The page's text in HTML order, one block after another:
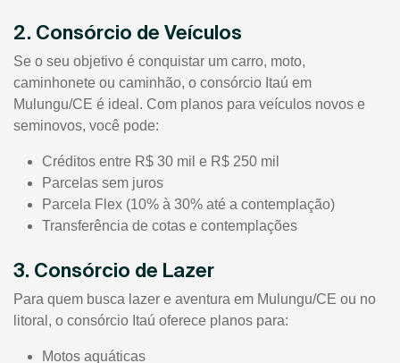
2. Consórcio de Veículos
Se o seu objetivo é conquistar um carro, moto,
caminhonete ou caminhão, o consórcio Itaú em
Mulungu/CE é ideal. Com planos para veículos novos e
seminovos, você pode:
Créditos entre R$ 30 mil e R$ 250 mil
Parcelas sem juros
Parcela Flex (10% à 30% até a contemplação)
Transferência de cotas e contemplações
3. Consórcio de Lazer
Para quem busca lazer e aventura em Mulungu/CE ou no
litoral, o consórcio Itaú oferece planos para:
Motos aquáticas